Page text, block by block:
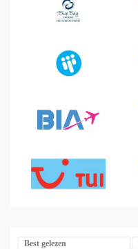
Best gelezen